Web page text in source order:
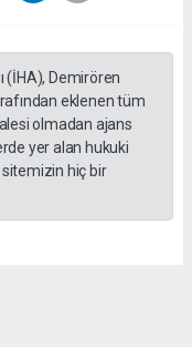
(İHA), Demirören
eklenen tüm
olmadan ajans
yer alan hukuki
hiç bir